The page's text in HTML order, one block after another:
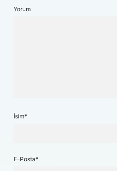
Yorum
İsim*
E-Posta*